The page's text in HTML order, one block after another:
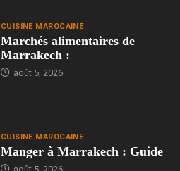
CUISINE MAROCAINE
Marchés alimentaires de
Marrakech :
août 5, 2026
CUISINE MAROCAINE
Manger à Marrakech : Guide